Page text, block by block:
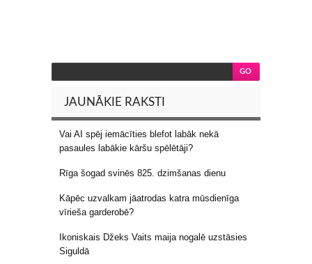
JAUNĀKIE RAKSTI
Vai AI spēj iemācīties blefot labāk nekā
pasaules labākie kāršu spēlētāji?
Rīga šogad svinēs 825. dzimšanas dienu
Kāpēc uzvalkam jāatrodas katra mūsdienīga
vīrieša garderobē?
Ikoniskais Džeks Vaits maija nogalē uzstāsies
Siguldā